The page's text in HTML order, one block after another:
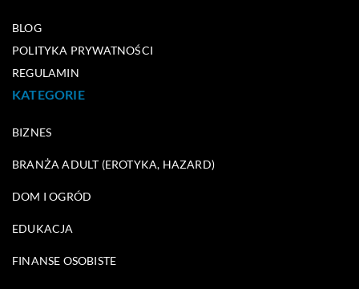
BLOG
POLITYKA PRYWATNOŚCI
REGULAMIN
KATEGORIE
BIZNES
BRANŻA ADULT (EROTYKA, HAZARD)
DOM I OGRÓD
EDUKACJA
FINANSE OSOBISTE